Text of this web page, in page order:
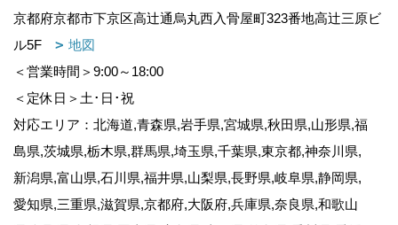
京都府京都市下京区高辻通烏丸西入骨屋町323番地高辻三原ビ
ル5F
地図
＜営業時間＞9:00～18:00
＜定休日＞土･日･祝
対応エリア：北海道,青森県,岩手県,宮城県,秋田県,山形県,福
島県,茨城県,栃木県,群馬県,埼玉県,千葉県,東京都,神奈川県,
新潟県,富山県,石川県,福井県,山梨県,長野県,岐阜県,静岡県,
愛知県,三重県,滋賀県,京都府,大阪府,兵庫県,奈良県,和歌山